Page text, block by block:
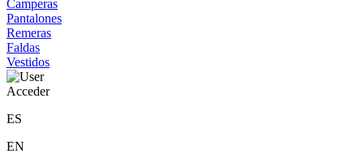
Camperas
Pantalones
Remeras
Faldas
Vestidos
Acceder
ES
EN